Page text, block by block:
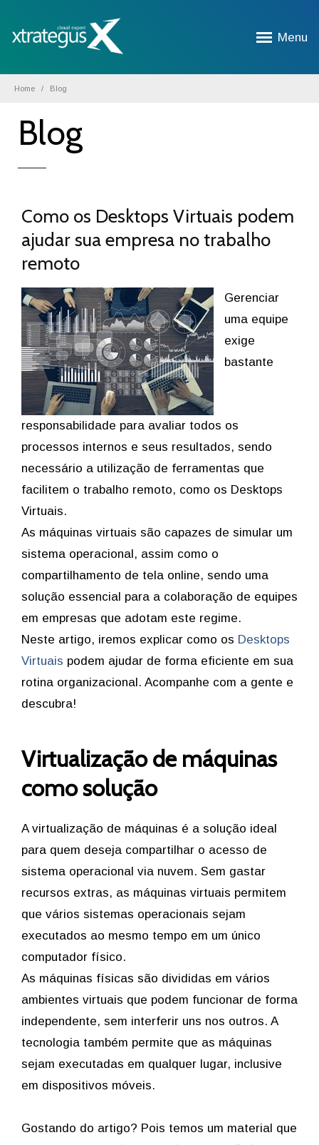
Menu
Home Blog
Blog
Como os Desktops Virtuais podem
ajudar sua empresa no trabalho
remoto
Gerenciar
uma equipe
exige
bastante
responsabilidade para avaliar todos os
processos internos e seus resultados, sendo
necessário a utilização de ferramentas que
facilitem o trabalho remoto, como os Desktops
Virtuais.
As máquinas virtuais são capazes de simular um
sistema operacional, assim como o
compartilhamento de tela online, sendo uma
solução essencial para a colaboração de equipes
em empresas que adotam este regime.
Neste artigo, iremos explicar como os Desktops
Virtuais podem ajudar de forma eficiente em sua
rotina organizacional. Acompanhe com a gente e
descubra!
Virtualização de máquinas
como solução
A virtualização de máquinas é a solução ideal
para quem deseja compartilhar o acesso de
sistema operacional via nuvem. Sem gastar
recursos extras, as máquinas virtuais permitem
que vários sistemas operacionais sejam
executados ao mesmo tempo em um único
computador físico.
As máquinas físicas são divididas em vários
ambientes virtuais que podem funcionar de forma
independente, sem interferir uns nos outros. A
tecnologia também permite que as máquinas
sejam executadas em qualquer lugar, inclusive
em dispositivos móveis.
Gostando do artigo? Pois temos um material que